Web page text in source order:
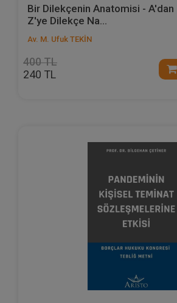
Bir Dilekçenin Anatomisi - A'dan
Z'ye Dilekçe Na...
Av. M. Ufuk TEKİN
400 TL
240 TL